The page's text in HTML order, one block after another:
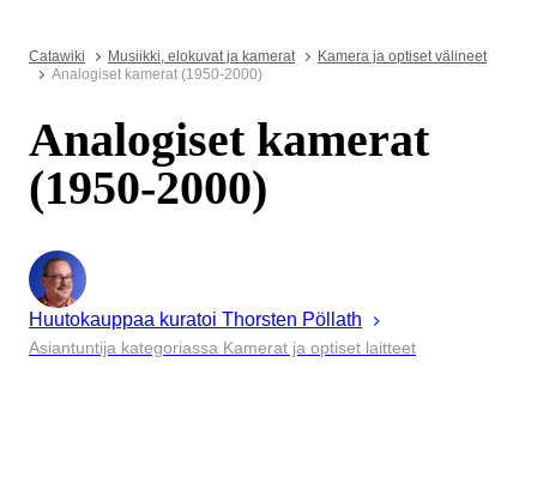
Catawiki Musiikki, elokuvat ja kamerat
Kamera ja optiset välineet
Analogiset kamerat (1950-2000)
Analogiset kamerat
(1950-2000)
Huutokauppaa kuratoi Thorsten Pöllath
Asiantuntija kategoriassa Kamerat ja optiset laitteet